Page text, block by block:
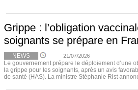
Grippe : l’obligation
soignants se prépare en
NEWS 21/07/2026
Le gouvernement prépare le déploiement d’une
la grippe pour les soignants, après un avis
de santé (HAS). La ministre Stéphanie Rist